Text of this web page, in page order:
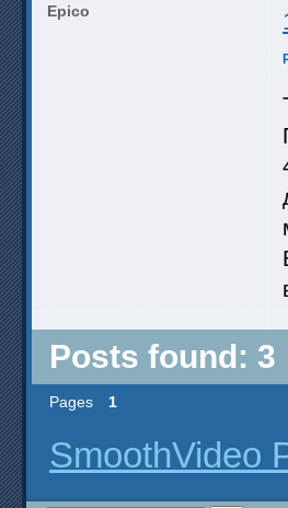
Epico
Posts found: 3
Pages 1
SmoothVideo